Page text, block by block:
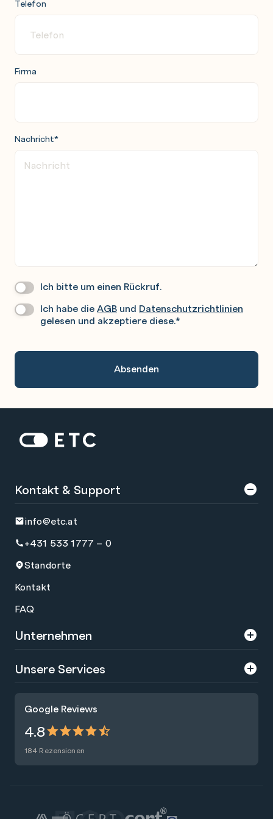
Vorteile von syslog-ng im Vergleich zu rsyslog
Syntax der Konfigurationsdatei
Telefon
Firma
Nachricht*
Wir
Sie
Ich bitte um einen Rückruf.
Datenschutz*
Ich habe dieAGB und Datenschutzrichtlinien
gelesen und akzeptiere diese.*
Startseite: ETC
Google Reviews
4.8
184 Rezensionen
Kontakt & Support
info@etc.at
+431 533 1777 – 0
Standorte
Kontakt
FAQ
Unternehmen
Über uns
Presse
Nachhaltigkeit
Blog
Unsere Services
Raummiete